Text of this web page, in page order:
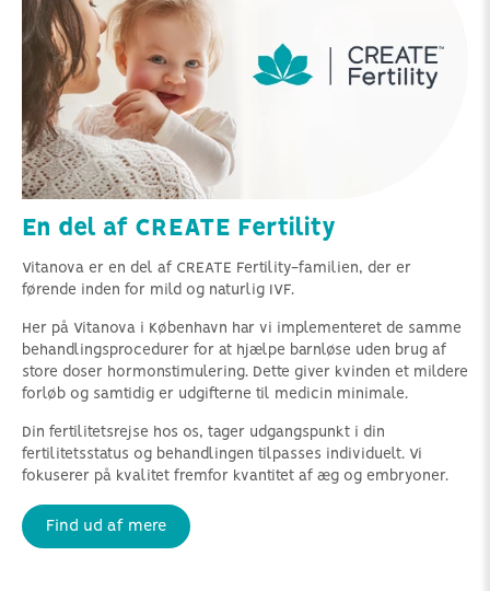
En del af CREATE Fertility
Vitanova er en del af CREATE Fertility-familien, der er
førende inden for mild og naturlig IVF.
Her på Vitanova i København har vi implementeret de samme
behandlingsprocedurer for at hjælpe barnløse uden brug af
store doser hormonstimulering. Dette giver kvinden et mildere
forløb og samtidig er udgifterne til medicin minimale.
Din fertilitetsrejse hos os, tager udgangspunkt i din
fertilitetsstatus og behandlingen tilpasses individuelt. Vi
fokuserer på kvalitet fremfor kvantitet af æg og embryoner.
Find ud af mere